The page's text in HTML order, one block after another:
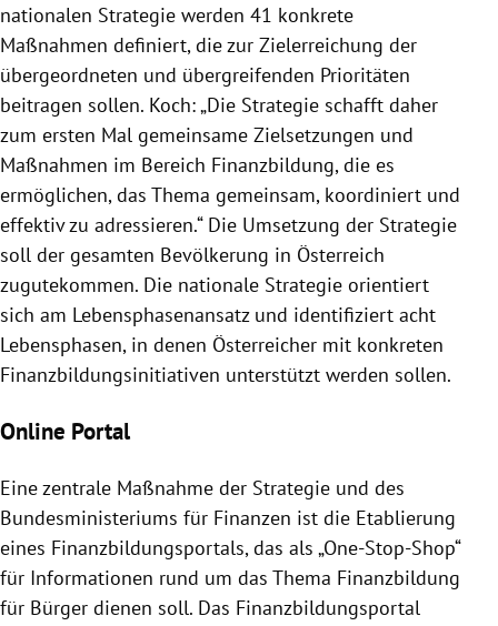
nationalen Strategie werden 41 konkrete
Maßnahmen definiert, die zur Zielerreichung der
übergeordneten und übergreifenden Prioritäten
beitragen sollen. Koch: „Die Strategie schafft daher
zum ersten Mal gemeinsame Zielsetzungen und
Maßnahmen im Bereich Finanzbildung, die es
ermöglichen, das Thema gemeinsam, koordiniert und
effektiv zu adressieren.“ Die Umsetzung der Strategie
soll der gesamten Bevölkerung in Österreich
zugutekommen. Die nationale Strategie orientiert
sich am Lebensphasenansatz und identifiziert acht
Lebensphasen, in denen Österreicher mit konkreten
Finanzbildungsinitiativen unterstützt werden sollen.
Online Portal
Eine zentrale Maßnahme der Strategie und des
Bundesministeriums für Finanzen ist die Etablierung
eines Finanzbildungsportals, das als „One-Stop-Shop“
für Informationen rund um das Thema Finanzbildung
für Bürger dienen soll. Das Finanzbildungsportal